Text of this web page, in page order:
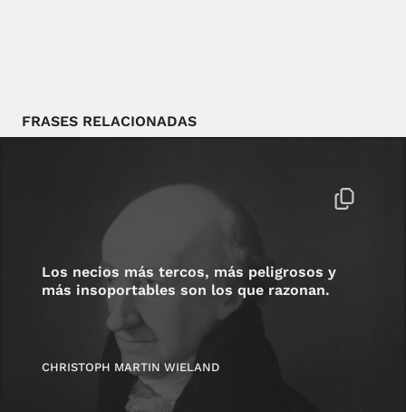
FRASES RELACIONADAS
Los necios más tercos, más peligrosos y
más insoportables son los que razonan.
CHRISTOPH MARTIN WIELAND